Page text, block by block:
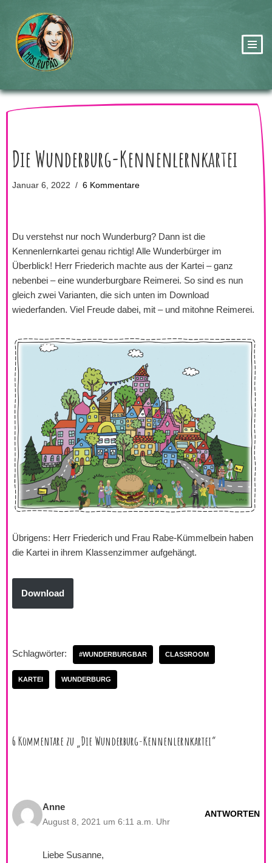
Zum
Inhalt
springen
Die Wunderburg-Kennenlernkartei
Januar 6, 2022 6 Kommentare
Du verstehst nur noch Wunderburg? Dann ist die
Kennenlernkartei genau richtig! Alle Wunderbürger im
Überblick! Herr Friederich machte aus der Kartei – ganz
nebenbei – eine wunderburgbare Reimerei. So sind es nun
gleich zwei Varianten, die sich unten im Download
wiederfanden. Viel Freude dabei, mit – und mitohne Reimerei.
Übrigens: Herr Friederich und Frau Rabe-Kümmelbein haben
die Kartei in ihrem Klassenzimmer aufgehängt.
Download
Schlagwörter: #WUNDERBURGBAR CLASSROOM
KARTEI WUNDERBURG
6 Kommentare zu „Die Wunderburg-Kennenlernkartei“
Anne
August 8, 2021 um 6:11 a.m. Uhr
ANTWORTEN
Liebe Susanne,